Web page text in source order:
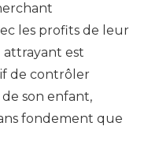
les profits de leur
est
de contrôler
son enfant,
fondement que